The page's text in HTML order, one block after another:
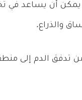
يمكن أن يساعد
والذراع.
من تدفق الدم